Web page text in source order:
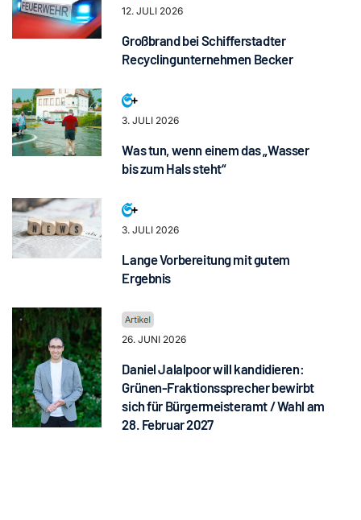
12. JULI 2026
Großbrand bei Schifferstadter
Recyclingunternehmen Becker
3. JULI 2026
Was tun, wenn einem das „Wasser
bis zum Hals steht“
3. JULI 2026
Lange Vorbereitung mit gutem
Ergebnis
26. JUNI 2026
Daniel Jalalpoor will kandidieren:
Grünen-Fraktionssprecher bewirbt
sich für Bürgermeisteramt / Wahl am
28. Februar 2027